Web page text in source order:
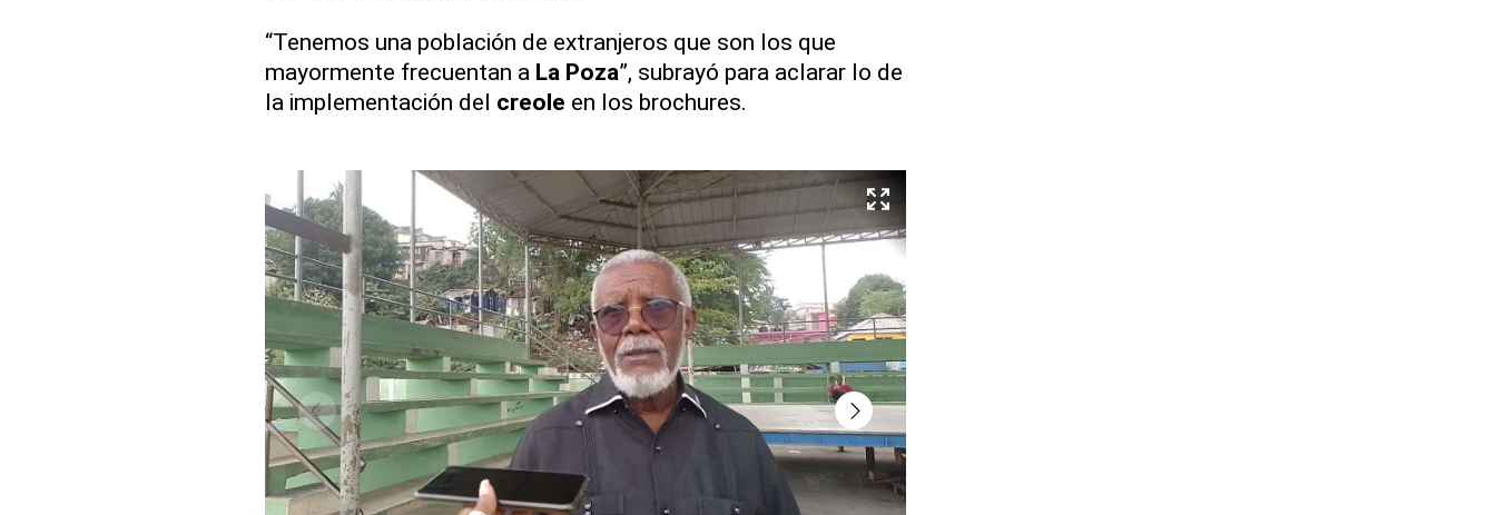
“Tenemos una población de extranjeros que son los que
mayormente frecuentan a La Poza”, subrayó para aclarar lo de
la implementación del creole en los brochures.